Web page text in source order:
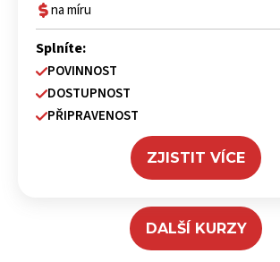
na míru
Splníte:
POVINNOST
DOSTUPNOST
PŘIPRAVENOST
ZJISTIT VÍCE
DALŠÍ KURZY